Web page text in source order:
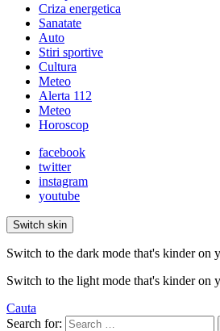
Criza energetica
Sanatate
Auto
Stiri sportive
Cultura
Meteo
Alerta 112
Meteo
Horoscop
facebook
twitter
instagram
youtube
Switch skin
Switch to the dark mode that's kinder on
Switch to the light mode that's kinder on
Cauta
Search for: